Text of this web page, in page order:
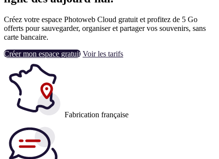
Créez votre espace Photoweb Cloud gratuit et profitez de 5 Go
offerts pour sauvegarder, organiser et partager vos souvenirs, sans
carte bancaire.
Créer mon espace gratuit Voir les tarifs
Fabrication française